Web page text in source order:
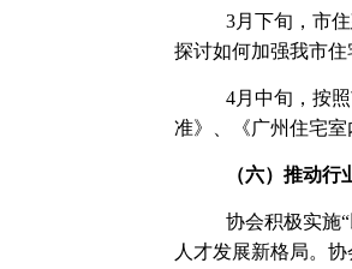
3月下旬，市
探讨如何加强我市
4月中旬，按
准》、《广州住宅
（六）推动行
协会积极实施
人才发展新格局。